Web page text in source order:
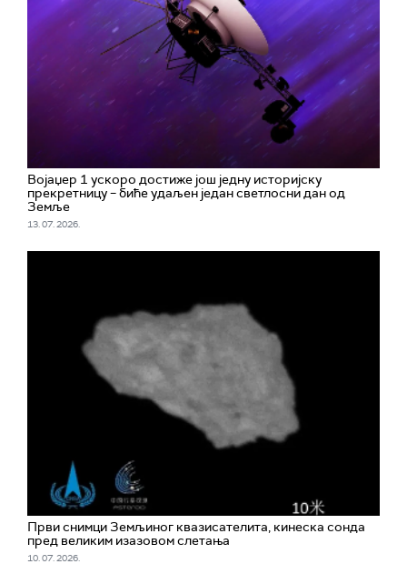
Војаџер 1 ускоро достиже још једну историјску
прекретницу – биће удаљен један светлосни дан од
Земље
13. 07. 2026.
Први снимци Земљиног квазисателита, кинеска сонда
пред великим изазовом слетања
10. 07. 2026.